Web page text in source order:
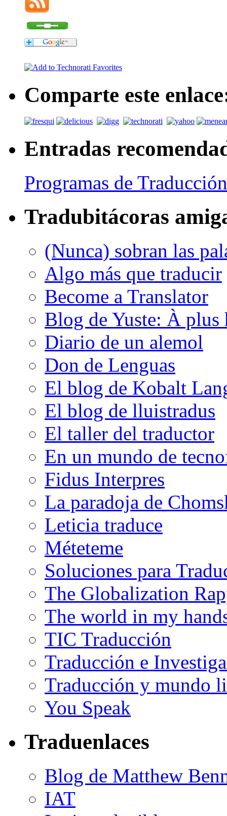
Comparte este
Entradas
Programas de
Tradubitácoras
(Nunca) sobran las
Algo más que traducir
Become a Translator
Blog de Yuste: À plus
Diario de un alemol
Don de Lenguas
El blog de Kobalt
El blog de lluistradus
El taller del traductor
En un mundo de
Fidus Interpres
La paradoja de
Leticia traduce
Méteteme
Soluciones para
The Globalization
The world in my
TIC Traducción
Traducción e
Traducción y mundo
You Speak
Traduenlaces
Blog de Matthew
IAT